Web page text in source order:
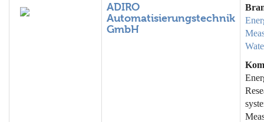
ADIRO
Automatisierungstechnik
GmbH